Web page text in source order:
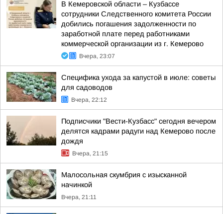
В Кемеровской области – Кузбассе
сотрудники Следственного комитета России
добились погашения задолженности по
заработной плате перед работниками
коммерческой организации из г. Кемерово
Вчера, 23:07
Специфика ухода за капустой в июле: советы
для садоводов
Вчера, 22:12
Подписчики "Вести-Кузбасс" сегодня вечером
делятся кадрами радуги над Кемерово после
дождя
Вчера, 21:15
Малосольная скумбрия с изысканной
начинкой
Вчера, 21:11